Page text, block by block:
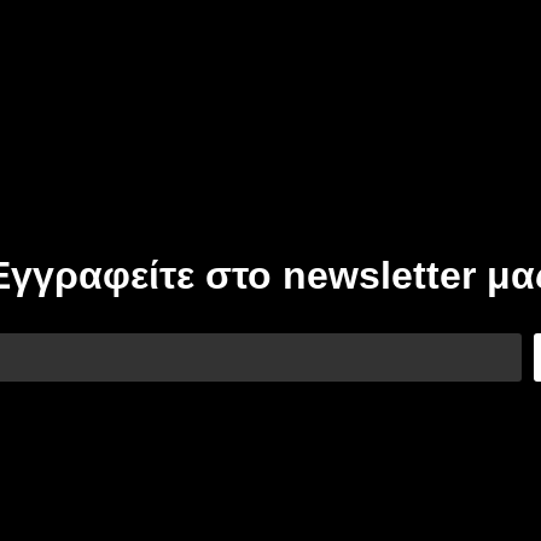
στο newsletter